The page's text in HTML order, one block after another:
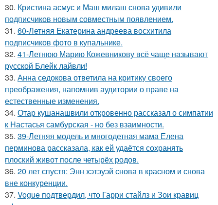
30. Кристина асмус и Маш милаш снова удивили
подписчиков новым совместным появлением.
31. 60-Летняя Екатерина андреева восхитила
подписчиков фото в купальнике.
32. 41-Летнюю Марию Кожевникову всё чаще называют
русской Блейк лайвли!
33. Анна седокова ответила на критику своего
преображения, напомнив аудитории о праве на
естественные изменения.
34. Отар кушанашвили откровенно рассказал о симпатии
к Настасья самбурская - но без взаимности.
35. 39-Летняя модель и многодетная мама Елена
перминова рассказала, как ей удаётся сохранять
плоский живот после четырёх родов.
36. 20 лет спустя: Энн хэтэуэй снова в красном и снова
вне конкуренции.
37. Vogue подтвердил, что Гарри стайлз и Зои кравиц